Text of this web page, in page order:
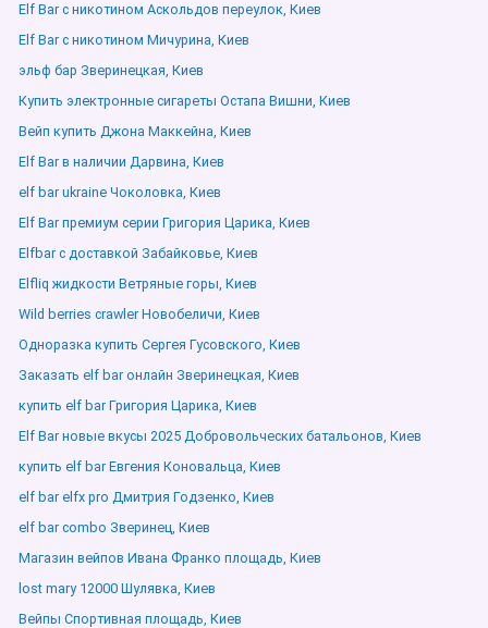
Elf Bar с никотином Аскольдов переулок, Киев
Elf Bar с никотином Мичурина, Киев
эльф бар Зверинецкая, Киев
Купить электронные сигареты Остапа Вишни, Киев
Вейп купить Джона Маккейна, Киев
Elf Bar в наличии Дарвина, Киев
elf bar ukraine Чоколовка, Киев
Elf Bar премиум серии Григория Царика, Киев
Elfbar с доставкой Забайковье, Киев
Elfliq жидкости Ветряные горы, Киев
Wild berries crawler Новобеличи, Киев
Одноразка купить Сергея Гусовского, Киев
Заказать elf bar онлайн Зверинецкая, Киев
купить elf bar Григория Царика, Киев
Elf Bar новые вкусы 2025 Добровольческих батальонов, Киев
купить elf bar Евгения Коновальца, Киев
elf bar elfx pro Дмитрия Годзенко, Киев
elf bar combo Зверинец, Киев
Магазин вейпов Ивана Франко площадь, Киев
lost mary 12000 Шулявка, Киев
Вейпы Спортивная площадь, Киев